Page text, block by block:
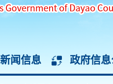
新闻信息 政府信